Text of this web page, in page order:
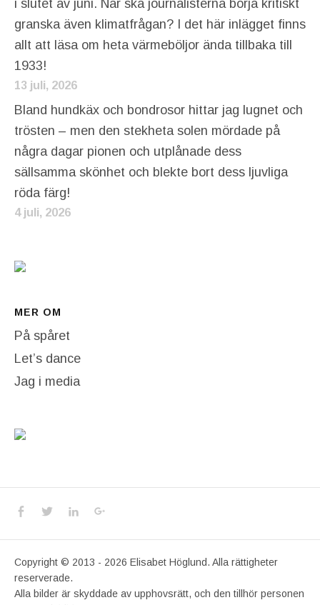
i slutet av juni. När ska journalisterna börja kritiskt
granska även klimatfrågan? I det här inlägget finns
allt att läsa om heta värmeböljor ända tillbaka till
1933!
13 juli, 2026
Bland hundkäx och bondrosor hittar jag lugnet och
trösten – men den stekheta solen mördade på
några dagar pionen och utplånade dess
sällsamma skönhet och blekte bort dess ljuvliga
röda färg!
4 juli, 2026
MER OM
På spåret
Let’s dance
Jag i media
Social Media Profiles
Facebook
TwitterLinkedIn
Copyright © 2013 - 2026 Elisabet Höglund. Alla rättigheter
reserverade.
Alla bilder är skyddade av upphovsrätt, och den tillhör personen